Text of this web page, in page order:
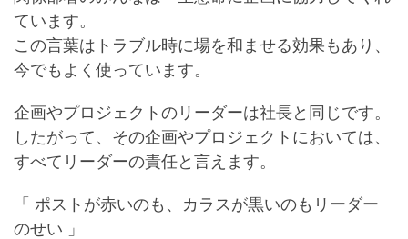
ています。
この言葉はトラブル時に場を和ませる効果もあり、
今でもよく使っています。
企画やプロジェクトのリーダーは社長と同じです。
したがって、その企画やプロジェクトにおいては、
すべてリーダーの責任と言えます。
「 ポストが赤いのも、カラスが黒いのもリーダー
のせい 」